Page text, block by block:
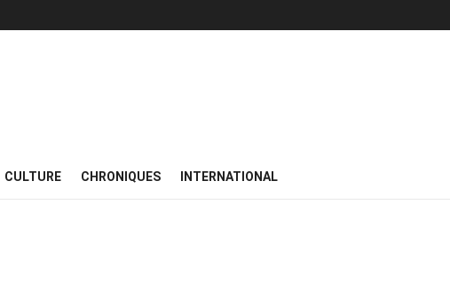
CULTURE CHRONIQUES INTERNATIONAL